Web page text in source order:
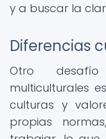
y a buscar la
Diferencias
Otro
multiculturales
culturas y
propias